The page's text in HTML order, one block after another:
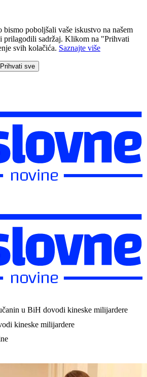
poboljšali vaše iskustvo na našem
prilagodili sadržaj. Klikom na "Prihvati
svih kolačića. Saznajte više
Prihvati sve
u BiH dovodi kineske milijardere
kineske milijardere